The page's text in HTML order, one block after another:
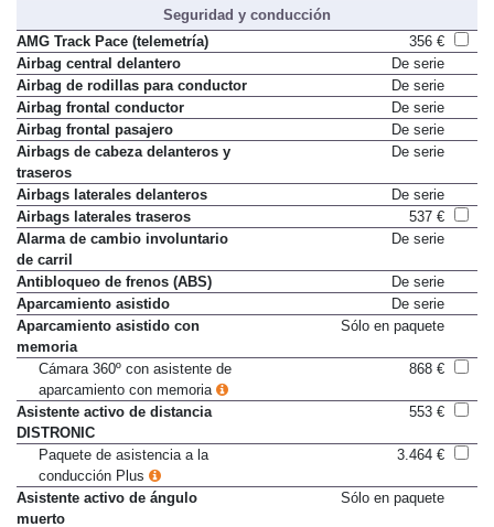
Seguridad y conducción
AMG Track Pace (telemetría)
356 €
Airbag central delantero
De serie
Airbag de rodillas para conductor
De serie
Airbag frontal conductor
De serie
Airbag frontal pasajero
De serie
Airbags de cabeza delanteros y
traseros
Airbags laterales delanteros
De serie
Airbags laterales traseros
537 €
Alarma de cambio involuntario
de carril
Antibloqueo de frenos (ABS)
De serie
Aparcamiento asistido
De serie
Aparcamiento asistido con
memoria
Cámara 360º con asistente de
aparcamiento con memoria
Asistente activo de distancia
DISTRONIC
Paquete de asistencia a la
conducción Plus
Asistente activo de ángulo